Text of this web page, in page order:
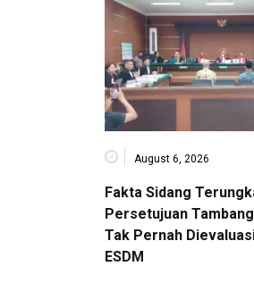
August 6, 2026
Fakta Sidang
Persetujuan
Tak Pernah
ESDM